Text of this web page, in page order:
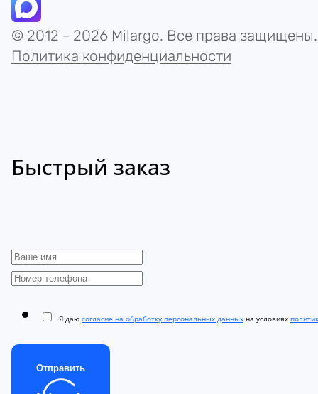
© 2012 - 2026 Milargo. Все права защищены.
Политика конфиденциальности
Быстрый заказ
Я даю согласие на обработку персональных данных на условиях
Отправить